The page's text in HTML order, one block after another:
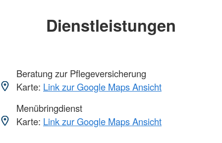
Dienstleistungen
Beratung zur Pflegeversicherung
Karte: Link zur Google Maps Ansicht
Menübringdienst
Karte: Link zur Google Maps Ansicht